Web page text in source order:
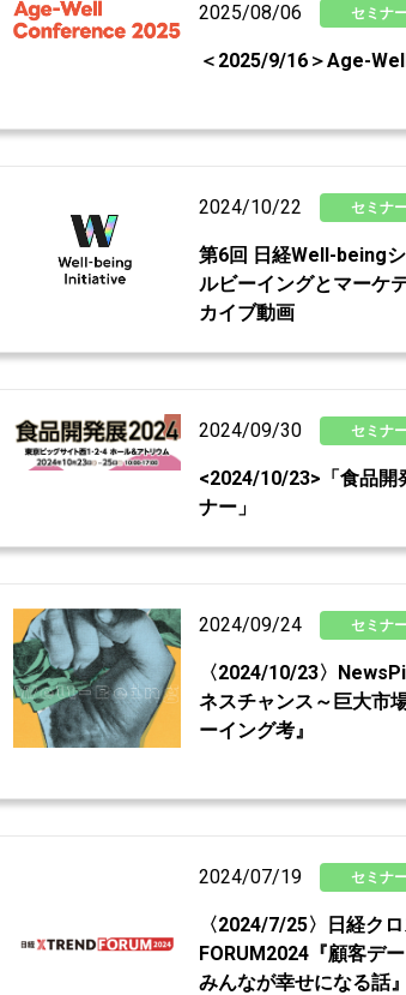
2025/08/06 セミナ
＜2025/9/16＞Age-
2024/10/22 セミナ
第6回 日経Well-being
ルビーイングとマーケ
カイブ動画
2024/09/30 セミナ
<2024/10/23>「食品開
ナー」
2024/09/24 セミナ
〈2024/10/23〉
ネスチャンス～巨大市
ーイング考』
2024/07/19 セミナ
〈2024/7/25〉日経ク
FORUM2024『顧客デ
みんなが幸せになる話』